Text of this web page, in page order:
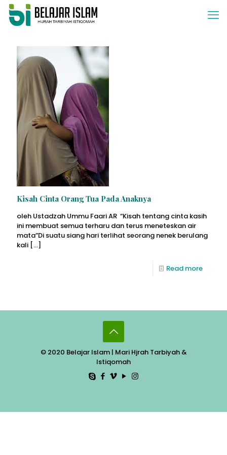
Kisah Cinta Orang Tua Pada Anaknya
oleh Ustadzah Ummu Faari AR “Kisah tentang cinta kasih
ini membuat semua terharu dan terus meneteskan air
mata”Di suatu siang hari terlihat seorang nenek berulang
kali […]
Read more
© 2020 Belajar Islam | Mari Hjrah Tarbiyah &
Istiqomah